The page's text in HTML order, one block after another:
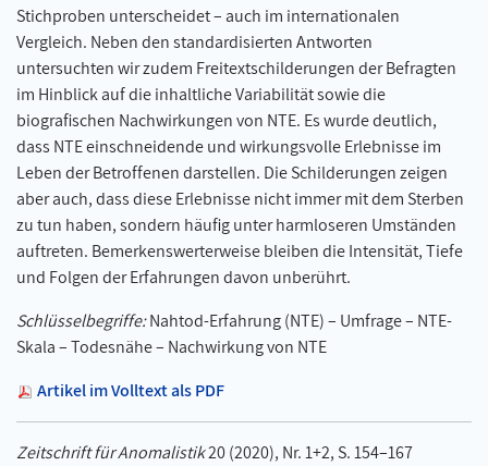
Stichproben unterscheidet – auch im internationalen
Vergleich. Neben den standardisierten Antworten
untersuchten wir zudem Freitextschilderungen der Befragten
im Hinblick auf die inhaltliche Variabilität sowie die
biografischen Nachwirkungen von NTE. Es wurde deutlich,
dass NTE einschneidende und wirkungsvolle Erlebnisse im
Leben der Betroffenen darstellen. Die Schilderungen zeigen
aber auch, dass diese Erlebnisse nicht immer mit dem Sterben
zu tun haben, sondern häufig unter harmloseren Umständen
auftreten. Bemerkenswerterweise bleiben die Intensität, Tiefe
und Folgen der Erfahrungen davon unberührt.
Schlüsselbegriffe:Nahtod-Erfahrung (NTE) – Umfrage – NTE-
Skala – Todesnähe – Nachwirkung von NTE
Artikel im Volltext als PDF
Zeitschrift für Anomalistik20 (2020), Nr. 1+2, S. 154–167